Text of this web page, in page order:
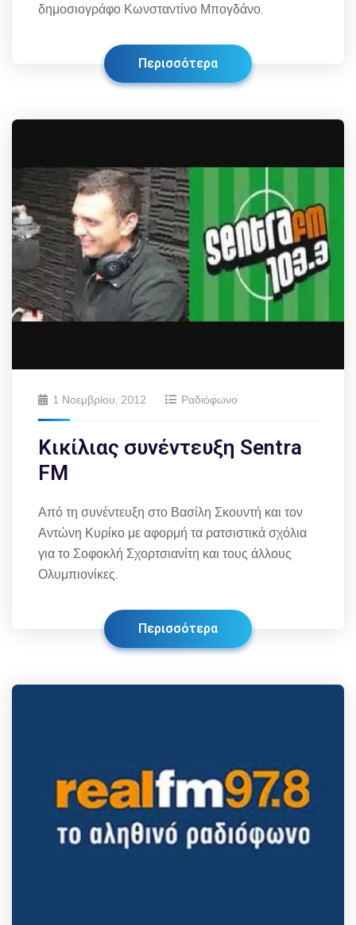
δημοσιογράφο Κωνσταντίνο Μπογδάνο.
Περισσότερα
1 Νοεμβρίου, 2012 Ραδιόφωνο
Κικίλιας συνέντευξη Sentra
FM
Από τη συνέντευξη στο Βασίλη Σκουντή και τον
Αντώνη Κυρίκο με αφορμή τα ρατσιστικά σχόλια
για το Σοφοκλή Σχορτσιανίτη και τους άλλους
Ολυμπιονίκες.
Περισσότερα